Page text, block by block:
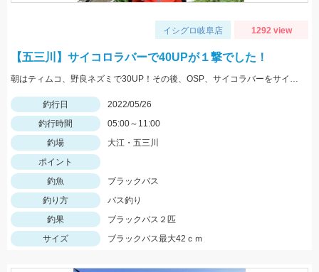
イシグロ岐阜店 1292 view
【五三川】サイコロラバーで40UPが１撃でした！
朝はティムコ、野良ネズミで30UP！その後、OSP、サイコラバーをサイトで使い、40UPをGETしました！
釣行日
2022/05/26
釣行時間
05:00～11:00
釣場
大江・五三川
ポイント
釣魚
ブラックバス
釣り方
バス釣り
釣果
ブラックバス２匹
サイズ
ブラックバス最大42ｃｍ